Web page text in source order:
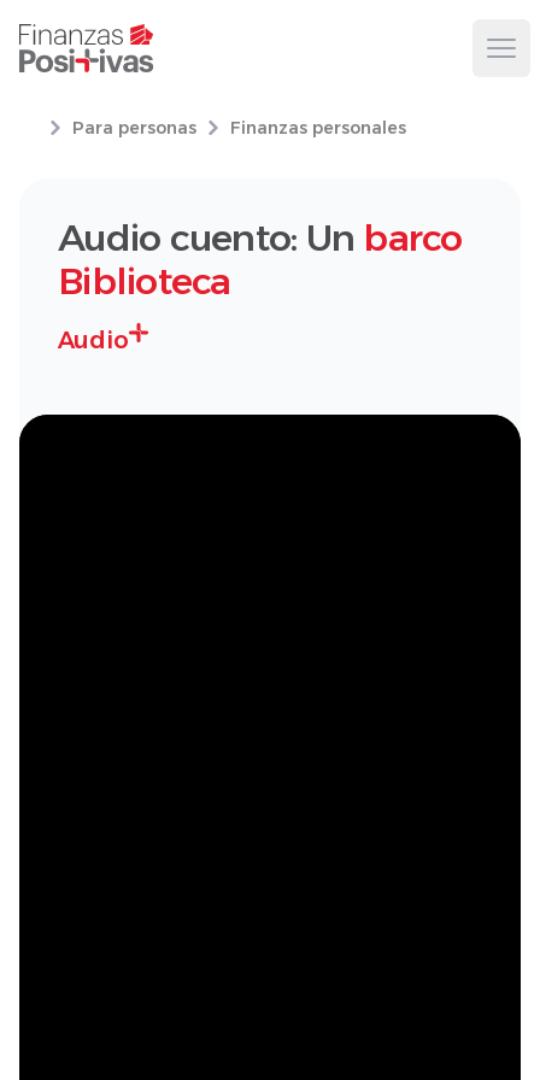
Para personas Finanzas personales
Audio cuento: Un barco
Biblioteca
Audio